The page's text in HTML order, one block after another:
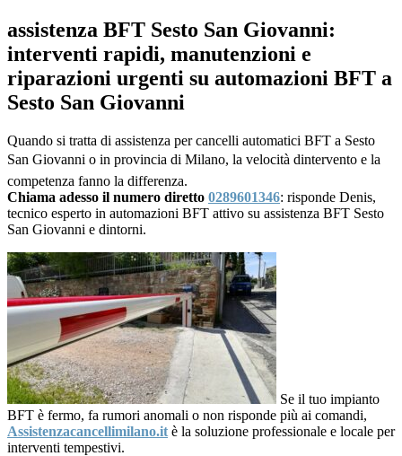
assistenza BFT Sesto San Giovanni:
interventi rapidi, manutenzioni e
riparazioni urgenti su automazioni BFT a
Sesto San Giovanni
Quando si tratta di assistenza per cancelli automatici BFT a Sesto
San Giovanni o in provincia di Milano, la velocità dintervento e la
competenza fanno la differenza.
Chiama adesso il numero diretto 0289601346: risponde Denis,
tecnico esperto in automazioni BFT attivo su assistenza BFT Sesto
San Giovanni e dintorni.
Se il tuo impianto
BFT è fermo, fa rumori anomali o non risponde più ai comandi,
Assistenzacancellimilano.it è la soluzione professionale e locale per
interventi tempestivi.